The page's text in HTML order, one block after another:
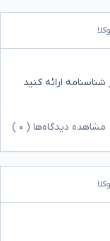
ارائه کنید‌
مشاهده دیدگاه‌ها ( ۰